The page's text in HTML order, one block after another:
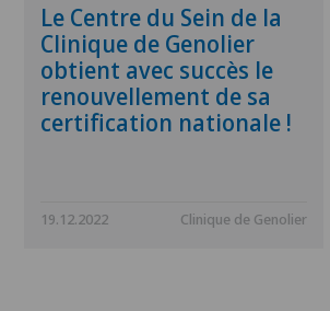
Le Centre du Sein de la
Clinique de Genolier
obtient avec succès le
renouvellement de sa
certification nationale !
19.12.2022 Clinique de Genolier